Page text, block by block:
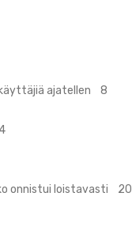
ajatellen 8
onnistui loistavasti 20